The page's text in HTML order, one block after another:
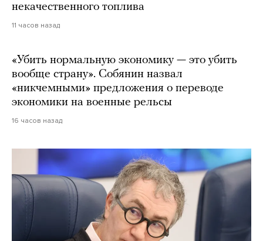
некачественного топлива
11 часов назад
«Убить нормальную экономику — это убить
вообще страну». Собянин назвал
«никчемными» предложения о переводе
экономики на военные рельсы
16 часов назад